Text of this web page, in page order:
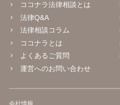
ココナラ法律相談とは
法律Q&A
法律相談コラム
ココナラとは
よくあるご質問
運営へのお問い合わせ
会社情報